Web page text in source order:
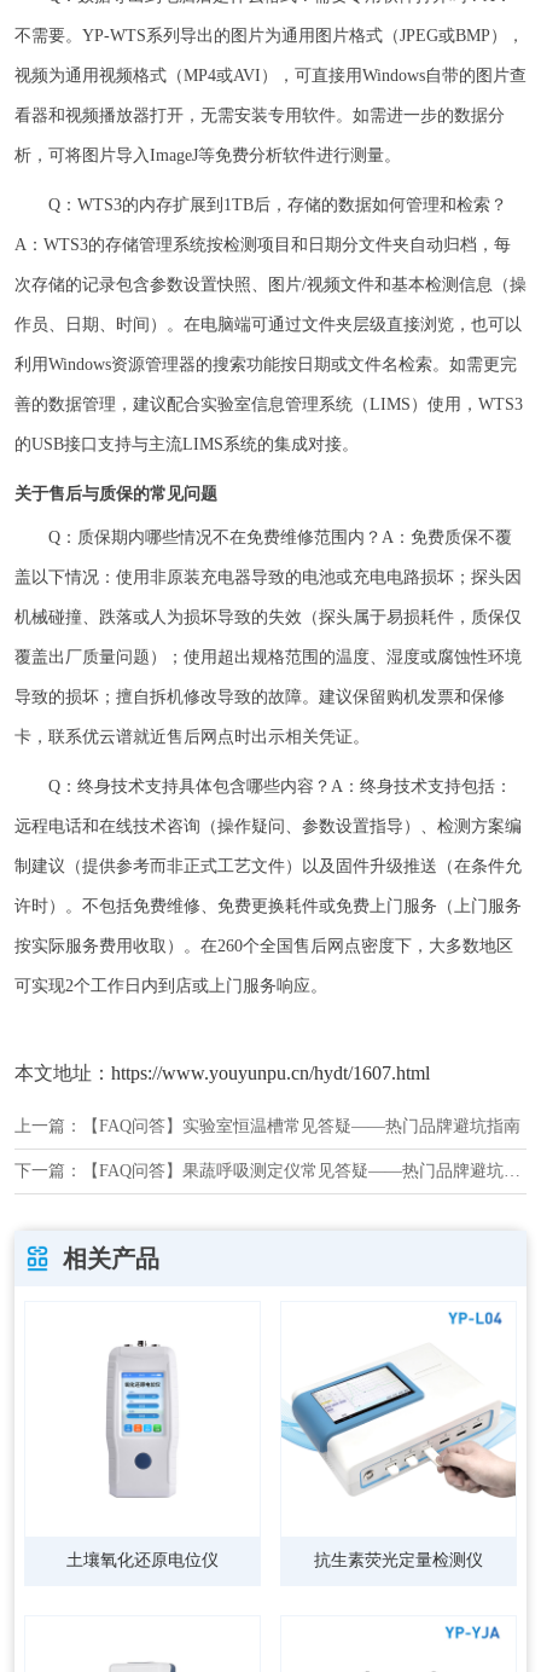
不需要。YP-WTS系列导出的图片为通用图片格式（JPEG或BMP），
视频为通用视频格式（MP4或AVI），可直接用Windows自带的图片查
看器和视频播放器打开，无需安装专用软件。如需进一步的数据分
析，可将图片导入ImageJ等免费分析软件进行测量。
Q：WTS3的内存扩展到1TB后，存储的数据如何管理和检索？
A：WTS3的存储管理系统按检测项目和日期分文件夹自动归档，每
次存储的记录包含参数设置快照、图片/视频文件和基本检测信息（操
作员、日期、时间）。在电脑端可通过文件夹层级直接浏览，也可以
利用Windows资源管理器的搜索功能按日期或文件名检索。如需更完
善的数据管理，建议配合实验室信息管理系统（LIMS）使用，WTS3
的USB接口支持与主流LIMS系统的集成对接。
关于售后与质保的常见问题
Q：质保期内哪些情况不在免费维修范围内？A：免费质保不覆
盖以下情况：使用非原装充电器导致的电池或充电电路损坏；探头因
机械碰撞、跌落或人为损坏导致的失效（探头属于易损耗件，质保仅
覆盖出厂质量问题）；使用超出规格范围的温度、湿度或腐蚀性环境
导致的损坏；擅自拆机修改导致的故障。建议保留购机发票和保修
卡，联系优云谱就近售后网点时出示相关凭证。
Q：终身技术支持具体包含哪些内容？A：终身技术支持包括：
远程电话和在线技术咨询（操作疑问、参数设置指导）、检测方案编
制建议（提供参考而非正式工艺文件）以及固件升级推送（在条件允
许时）。不包括免费维修、免费更换耗件或免费上门服务（上门服务
按实际服务费用收取）。在260个全国售后网点密度下，大多数地区
可实现2个工作日内到店或上门服务响应。
本文地址： https://www.youyunpu.cn/hydt/1607.html
上一篇： 【FAQ问答】实验室恒温槽常见答疑——热门品牌避坑指南
下一篇： 【FAQ问答】果蔬呼吸测定仪常见答疑——热门品牌避坑指南
相关产品
土壤氧化还原电位仪 抗生素荧光定量检测仪